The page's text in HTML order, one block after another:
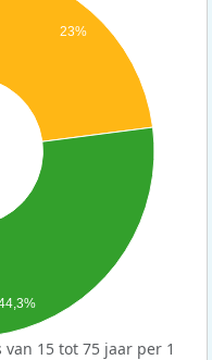
23%
15 tot 75 jaar per 1